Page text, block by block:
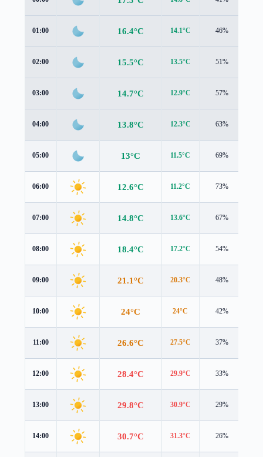
01:00 16.4°C 14.1°C 46%
02:00 15.5°C 13.5°C 51%
03:00 14.7°C 12.9°C 57%
04:00 13.8°C 12.3°C 63%
05:00 13°C 11.5°C 69%
06:00 12.6°C 11.2°C 73%
07:00 14.8°C 13.6°C 67%
08:00 18.4°C 17.2°C 54%
09:00 21.1°C 20.3°C 48%
10:00 24°C 24°C 42%
11:00 26.6°C 27.5°C 37%
12:00 28.4°C 29.9°C 33%
13:00 29.8°C 30.9°C 29%
14:00 30.7°C 31.3°C 26%